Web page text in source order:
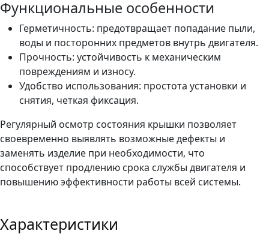
Функциональные особенности
Герметичность: предотвращает попадание пыли,
воды и посторонних предметов внутрь двигателя.
Прочность: устойчивость к механическим
повреждениям и износу.
Удобство использования: простота установки и
снятия, четкая фиксация.
Регулярный осмотр состояния крышки позволяет
своевременно выявлять возможные дефекты и
заменять изделие при необходимости, что
способствует продлению срока службы двигателя и
повышению эффективности работы всей системы.
Характеристики